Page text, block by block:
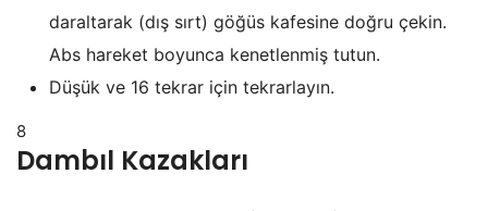
daraltarak (dış sırt) göğüs kafesine doğru çekin.
Abs hareket boyunca kenetlenmiş tutun.
Düşük ve 16 tekrar için tekrarlayın.
8
Dambıl Kazakları